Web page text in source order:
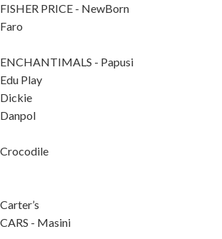
FISHER PRICE - NewBorn
Faro
ENCHANTIMALS - Papusi
Edu Play
Dickie
Danpol
Crocodile
Carter’s
CARS - Masini